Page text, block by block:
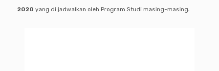
2020 yang di jadwalkan oleh Program Studi masing-masing.